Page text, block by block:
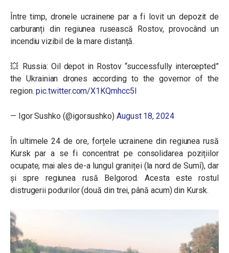
Între timp, dronele ucrainene par a fi lovit un depozit de
carburanți din regiunea rusească Rostov, provocând un
incendiu vizibil de la mare distanță.
💥 Russia: Oil depot in Rostov “successfully intercepted”
the Ukrainian drones according to the governor of the
region.pic.twitter.com/X1KQmhcc5l
— Igor Sushko (@igorsushko) August 18, 2024
În ultimele 24 de ore, forțele ucrainene din regiunea rusă
Kursk par a se fi concentrat pe consolidarea pozițiilor
ocupate, mai ales de-a lungul graniței (la nord de Sumî), dar
și spre regiunea rusă Belgorod. Acesta este rostul
distrugerii podurilor (două din trei, până acum) din Kursk.